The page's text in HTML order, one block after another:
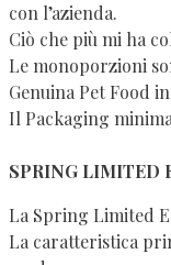
con l’azienda.
Ciò che più mi ha
Le monoporzioni
Genuina Pet Food
Il Packaging
SPRING LIMITED
La Spring Limited
La caratteristica